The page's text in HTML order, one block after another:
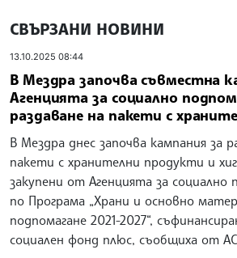
СВЪРЗАНИ НОВИНИ
13.10.2025 08:44
В Мездра започва съвместна
Агенцията за социално
раздаване на пакети с
В Мездра днес започва кампания за
пакети с хранителни продукти и
закупени от Агенцията за социално
по Програма „Храни и основно
подпомагане 2021-2027“,
социален фонд плюс, съобщиха от